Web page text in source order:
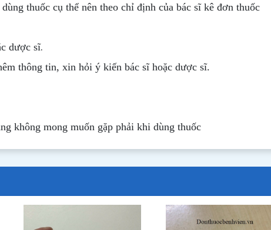
thuốc cụ thể nên theo chỉ định của bác sĩ kê đơn thuốc
dược sĩ.
thông tin, xin hỏi ý kiến bác sĩ hoặc dược sĩ.
không mong muốn gặp phải khi dùng thuốc